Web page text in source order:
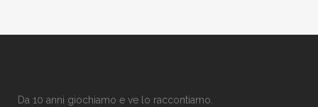
Da 10 anni giochiamo e ve lo raccontiamo.